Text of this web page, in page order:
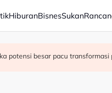
HiburanBisnesSukan
terima €17 juta semusim
hari ini
potensi besar pacu